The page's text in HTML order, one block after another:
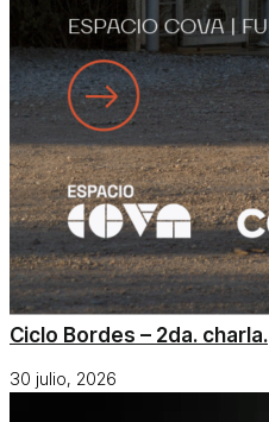
Ciclo Bordes – 2da. charla.
30 julio, 2026